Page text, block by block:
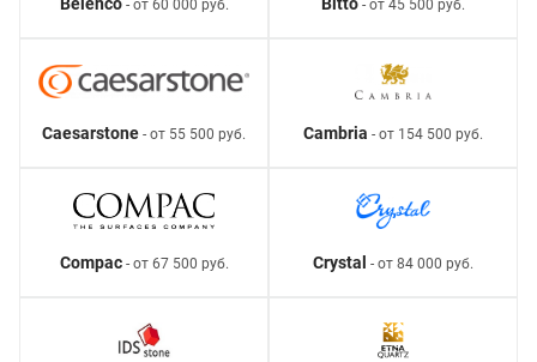
- от 60 000 руб. - от 45 500 руб.
Caesarstone - от 55 500 руб. Cambria - от 154 500 руб.
Compac- от 67 500 руб. Crystal - от 84 000 руб.